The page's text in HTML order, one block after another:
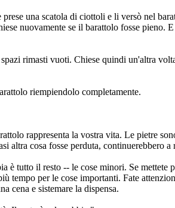
una scatola di ciottoli e li versò nel
nuovamente se il barattolo fosse pieno.
rimasti vuoti. Chiese quindi un'altra
riempiendolo completamente.
rappresenta la vostra vita. Le pietre
altra cosa fosse perduta, continuerebbero a
tutto il resto -- le cose minori. Se
tempo per le cose importanti. Fate
cena e sistemare la dispensa.